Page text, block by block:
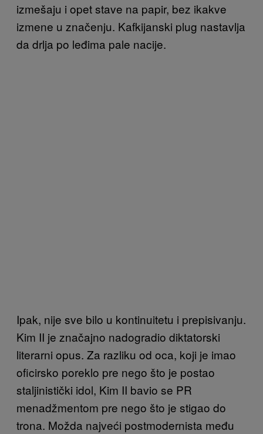
izmešaju i opet stave na papir, bez ikakve
izmene u značenju. Kafkijanski plug nastavlja
da drlja po leđima pale nacije.
Ipak, nije sve bilo u kontinuitetu i prepisivanju.
Kim II je značajno nadogradio diktatorski
literarni opus. Za razliku od oca, koji je imao
oficirsko poreklo pre nego što je postao
staljinistički idol, Kim II bavio se PR
menadžmentom pre nego što je stigao do
trona. Možda najveći postmodernista među